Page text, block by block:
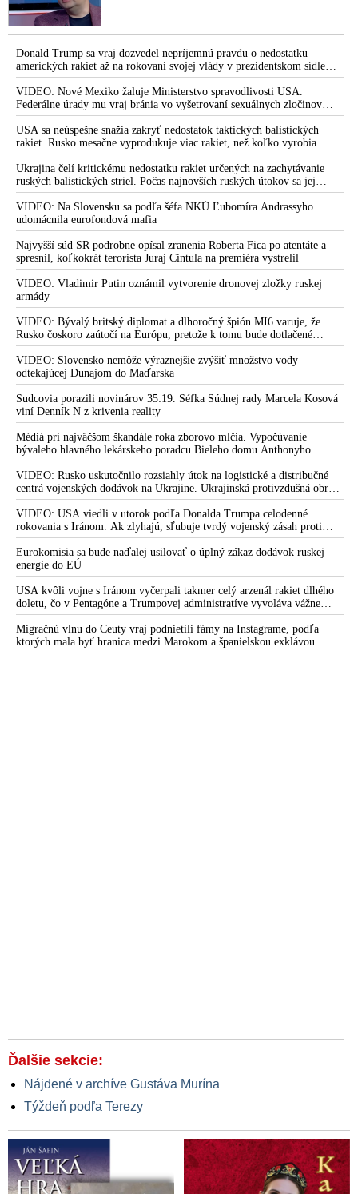
Donald Trump sa vraj dozvedel nepríjemnú pravdu o nedostatku
amerických rakiet až na rokovaní svojej vlády v prezidentskom sídle
Camp David v Marylande, a preto musel odložiť plánované útoky na
Irán. Prezident USA sa pre to údajne pohádal so šéfom Pentagónu, lebo
bol presvedčený o opaku
VIDEO: Nové Mexiko žaluje Ministerstvo spravodlivosti USA.
Federálne úrady mu vraj bránia vo vyšetrovaní sexuálnych zločinov
organizátora pedofilnej siete Jeffreyho Epsteina. Ten mal nariadiť, aby
dve dievčatá zo zahraničia, ktoré boli uškrtené počas drsného
fetišistického sexu, pochovali v blízkosti jeho ranča v tomto americkom
štáte
USA sa neúspešne snažia zakryť nedostatok taktických balistických
rakiet. Rusko mesačne vyprodukuje viac rakiet, než koľko vyrobia
všetci producenti systémov Patriot dohromady
Ukrajina čelí kritickému nedostatku rakiet určených na zachytávanie
ruských balistických striel. Počas najnovších ruských útokov sa jej
nepodarilo zostreliť ani jednu. Volodymyr Zelenskyj sa v zúfalstve snaží
prostredníctvom NATO zabezpečiť ich dodávky
VIDEO: Na Slovensku sa podľa šéfa NKÚ Ľubomíra Andrassyho
udomácnila eurofondová mafia
Najvyšší súd SR podrobne opísal zranenia Roberta Fica po atentáte a
spresnil, koľkokrát terorista Juraj Cintula na premiéra vystrelil
VIDEO: Vladimir Putin oznámil vytvorenie dronovej zložky ruskej
armády
VIDEO: Bývalý britský diplomat a dlhoročný špión MI6 varuje, že
Rusko čoskoro zaútočí na Európu, pretože k tomu bude dotlačené
rovnako, ako bolo dotlačené k invázii na Ukrajinu v roku 2022.
Zelenskyj medzitým v Kyjeve naliehal na zhromaždených diplomatov,
aby vo svete zháňali energie pre Ukrajinu na zimu. Putin vraj bude
mobilizovať a vojna sa do zimy pravdepodobne neskončí
VIDEO: Slovensko nemôže výraznejšie zvýšiť množstvo vody
odtekajúcej Dunajom do Maďarska
Sudcovia porazili novinárov 35:19. Šéfka Súdnej rady Marcela Kosová
viní Denník N z krivenia reality
Médiá pri najväčšom škandále roka zborovo mlčia. Vypočúvanie
bývaleho hlavného lekárskeho poradcu Bieleho domu Anthonyho
Fauciho pred výborom amerického Senátu väčšina médií ignorovala
VIDEO: Rusko uskutočnilo rozsiahly útok na logistické a distribučné
centrá vojenských dodávok na Ukrajine. Ukrajinská protivzdušná obrana
nedokázala počas ničivého nočného útoku na Kyjev a jeho okolie
zachytiť ani jednu ruskú raketu
VIDEO: USA viedli v utorok podľa Donalda Trumpa celodenné
rokovania s Iránom. Ak zlyhajú, sľubuje tvrdý vojenský zásah proti
Teheránu
Eurokomisia sa bude naďalej usilovať o úplný zákaz dodávok ruskej
energie do EÚ
USA kvôli vojne s Iránom vyčerpali takmer celý arzenál rakiet dlhého
doletu, čo v Pentagóne a Trumpovej administratíve vyvoláva vážne
obavy o bojaschopnosť americkej armády v prípade vypuknutia
konfliktu s Čínou alebo Ruskom
Migračnú vlnu do Ceuty vraj podnietili fámy na Instagrame, podľa
ktorých mala byť hranica medzi Marokom a španielskou exklávou
Ďalšie sekcie:
Nájdené v archíve Gustáva Murína
Týždeň podľa Terezy